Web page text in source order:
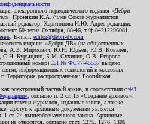
электронного периодического издания «Дебри-
Пронякин К.А. (член Союза журналистов
редактор: Харитонова И.Ю. Адрес редакции:
60-летия Октября, 88-46, т./ф.84212296081.
. E-mail: editor@debri-dv.com
издания «Дебри-ДВ» (на общественных
А.Э. Мирмович, Ю.Н. Юрьев, Ю.В. Ковалев,
Бурындин, Б.М. Сухинин, О.В. Егорова
номер) ЭЛ № ФС77-45537 выдано
информационных технологий и массовых
Территория распространения: Российская
электронный частный архив, в соответствии с ФЗ
, согласно п. 2 ст. 13 «Создание архивов».
газет и журналов, изданные книги, а также
Доступ к архивным документам является
1 ст. 24 вышеобозначенного закона. Архивные
не относятся, согласно ст.ст. 1275, 1276, 1306